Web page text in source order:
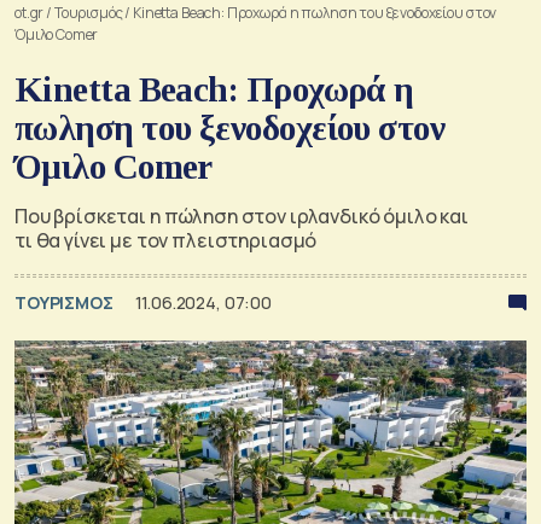
ot.gr/Τουρισμός/ Kinetta Beach: Προχωρά η πωληση του ξενοδοχείου στον
Όμιλο Comer
Kinetta Beach: Προχωρά η
πωληση του ξενοδοχείου στον
Όμιλο Comer
Που βρίσκεται η πώληση στον ιρλανδικό όμιλο και
τι θα γίνει με τον πλειστηριασμό
ΤΟΥΡΙΣΜΟΣ 11.06.2024, 07:00